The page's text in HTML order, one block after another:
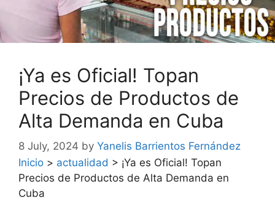
¡Ya es Oficial! Topan
Precios de Productos de
Alta Demanda en Cuba
8 July, 2024 by Yanelis Barrientos Fernández
Inicio > actualidad > ¡Ya es Oficial! Topan
Precios de Productos de Alta Demanda en
Cuba